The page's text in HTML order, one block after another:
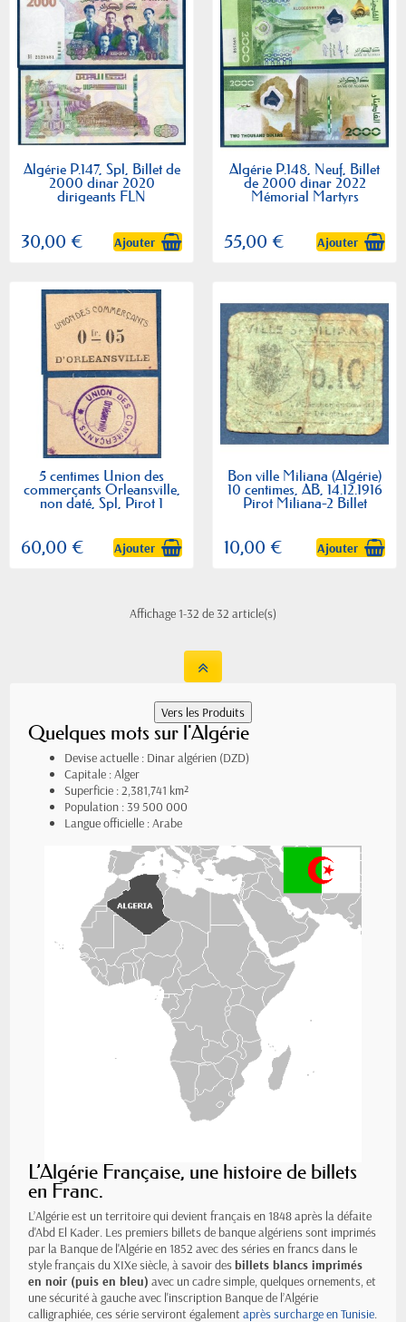
Algérie P.147, Spl, Billet de
2000 dinar 2020
dirigeants FLN
30,00 € Ajouter
Algérie P.148, Neuf, Billet
de 2000 dinar 2022
Mémorial Martyrs
55,00 € Ajouter
5 centimes Union des
commerçants Orleansville,
non daté, Spl, Pirot 1
60,00 € Ajouter
Bon ville Miliana (Algérie)
10 centimes, AB, 14.12.1916
Pirot Miliana-2 Billet
10,00 € Ajouter
Affichage 1-32 de 32 article(s)
Quelques mots sur l'Algérie
Devise actuelle : Dinar algérien (DZD)
Capitale : Alger
Superficie : 2,381,741 km²
Population : 39 500 000
Langue officielle : Arabe
L’Algérie Française, une histoire de billets
en Franc.
L’Algérie est un territoire qui devient français en 1848 après la défaite
d'Abd El Kader. Les premiers billets de banque algériens sont imprimés
par la Banque de l'Algérie en 1852 avec des séries en francs dans le
style français du XIXe siècle, à savoir desbillets blancs imprimés
en noir (puis en bleu) avec un cadre simple, quelques ornements, et
une sécurité à gauche avec l'inscription Banque de l’Algérie
calligraphiée, ces série serviront également après surcharge en Tunisie.